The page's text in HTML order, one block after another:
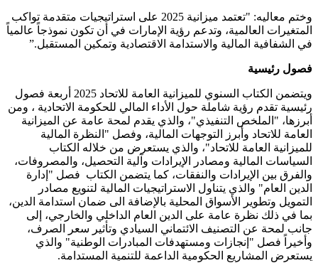
وختم معاليه: "تعتمد ميزانية 2025 على استراتيجيات متقدمة تواكب
المتغيرات العالمية، وتدعم رؤية الإمارات في أن تكون نموذجاً عالمياً
في الشفافية المالية والاستدامة الاقتصادية وتمكين المستقبل.”
فصول رئيسية
ويتضمن الكتاب السنوي للميزانية العامة للاتحاد 2025 أربعة فصول
رئيسية تقدم رؤية شاملة حول الأداء المالي للحكومة الاتحادية ، ومن
أبرزها، "الملخص التنفيذي"، والذي يقدم لمحة عامة عن الميزانية
العامة للاتحاد وأبرز التوجهات المالية، وفصل "النظرة المالية
للميزانية العامة للاتحاد"، والذي يستعرض من خلاله الكتاب
السياسات المالية ومصادر الإيرادات وآلية التحصيل، والمصروفات،
والفرق بين الإيرادات والنفقات، كما يتضمن الكتاب فصل "إدارة
الدين العام" والذي يتناول الاستراتيجيات المالية لتنويع مصادر
التمويل وتطوير الأسواق المحلية بالإضافة الى ضمان استدامة الدين،
بما في ذلك نظرة عامة على الدين العام الداخلي والخارجي، إلى
جانب لمحة عن التصنيف الائتماني السيادي وتأثير سعر الصرف،
وأخيراً فصل "إنجازات ومستهدفات المبادرات الوطنية" والذي
يستعرض المشاريع الحكومية الداعمة للتنمية المستدامة.